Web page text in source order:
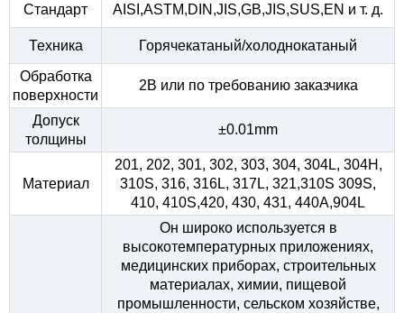
Стандарт
AISI,ASTM,DIN,JIS,GB,JIS,SUS,EN и т. д.
Техника
Горячекатаный/холоднокатаный
Обработка
поверхности
2B или по требованию заказчика
Допуск
толщины
±0.01mm
Материал
201, 202, 301, 302, 303, 304, 304L, 304H,
310S, 316, 316L, 317L, 321,310S 309S,
410, 410S,420, 430, 431, 440A,904L
Он широко используется в
высокотемпературных приложениях,
медицинских приборах, строительных
материалах, химии, пищевой
промышленности, сельском хозяйстве,